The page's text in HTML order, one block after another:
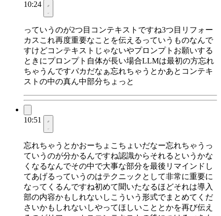
10:24
っていうのが2つ目コンテキストですね3つ目リフォー
カスこれ再度重要なことを伝えるっていうものなんで
すけどコンテキストじゃないやプロンプトお願いする
ときにプロンプト自体が長い場合LLMは最初の方忘れ
ちゃうんですバカだなぁ忘れちゃうとかあとコンテキ
ストの中の真ん中部分ちょっと
10:51
忘れちゃうとかおーちょこちょいだなー忘れちゃうっ
ていうのが分かるんですね認識からそれるというかな
くなるなんでその中で大事な部分を最後リマインドし
てあげるっていうのはテクニックとして非常に重要に
なってくるんですね初めて聞いたなるほどそれは導入
部の内容かもしれないしこういう形式でまとめてくだ
さいかもしれないしやってほしいこととかを再び伝え